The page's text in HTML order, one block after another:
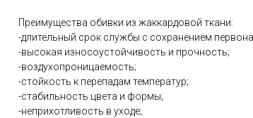
Преимущества обивки из жаккардовой ткани:
-длительный срок службы с сохранением
-высокая износоустойчивость и прочность;
-воздухопроницаемость;
-стойкость к перепадам температур;
-стабильность цвета и формы;
-неприхотливость в уходе;